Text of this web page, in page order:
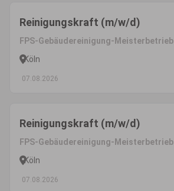
Reinigungskraft (m/w/d)
FPS-Gebäudereinigung-Meisterbetrieb
Köln
07.08.2026
Reinigungskraft (m/w/d)
FPS-Gebäudereinigung-Meisterbetrieb
Köln
07.08.2026